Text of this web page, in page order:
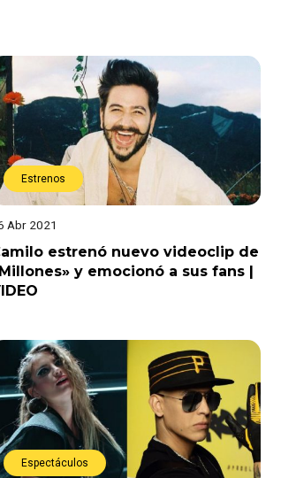
Estrenos
Abr 2021
estrenó nuevo videoclip de
y emocionó a sus fans |
Espectáculos